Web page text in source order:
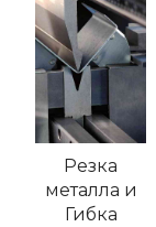
Резка
металла и
Гибка